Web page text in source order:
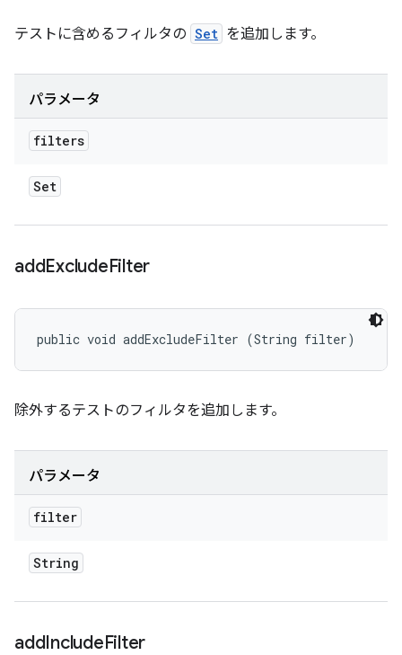
テストに含めるフィルタの Set を追加します。
パラメータ
filters
Set
addExcludeFilter
public void addExcludeFilter (String filter)
除外するテストのフィルタを追加します。
パラメータ
filter
String
addIncludeFilter